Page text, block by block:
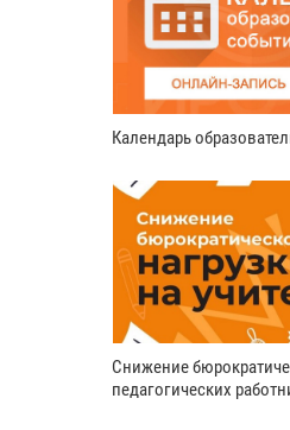
Календарь
Снижение
педагогических